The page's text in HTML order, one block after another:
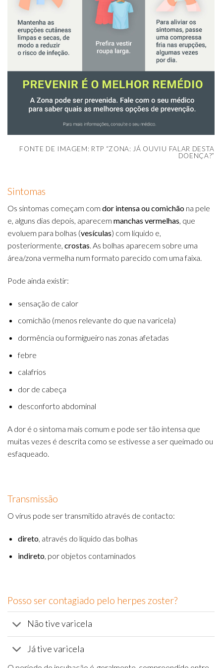
FONTE DE IMAGEM: RTP “ZONA: JÁ OUVIU FALAR DESTA
DOENÇA?”
Sintomas
Os sintomas começam com dor intensa ou comichão na pele
e, alguns dias depois, aparecem manchas vermelhas, que
evoluem para bolhas (vesículas) com líquido e,
posteriormente, crostas. As bolhas aparecem sobre uma
área/zona vermelha num formato parecido com uma faixa.
Pode ainda existir:
sensação de calor
comichão (menos relevante do que na varicela)
dormência ou formigueiro nas zonas afetadas
febre
calafrios
dor de cabeça
desconforto abdominal
A dor é o sintoma mais comum e pode ser tão intensa que
muitas vezes é descrita como se estivesse a ser queimado ou
esfaqueado.
Transmissão
O vírus pode ser transmitido através de contacto:
direto, através do líquido das bolhas
indireto, por objetos contaminados
Posso ser contagiado pelo herpes zoster?
Não tive varicela
Já tive varicela